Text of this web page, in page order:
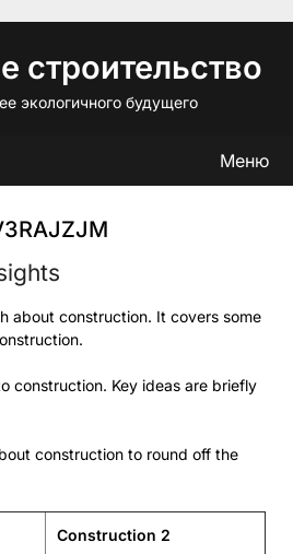
строительство
экологичного будущего
Меню
about construction. It covers some
construction. Key ideas are briefly
construction to round off the
Construction 2